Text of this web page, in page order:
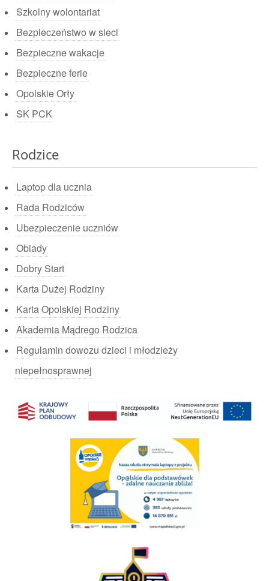
Szkolny wolontariat
Bezpieczeństwo w sieci
Bezpieczne wakacje
Bezpieczne ferie
Opolskie Orły
SK PCK
Rodzice
Laptop dla ucznia
Rada Rodziców
Ubezpieczenie uczniów
Obiady
Dobry Start
Karta Dużej Rodziny
Karta Opolskiej Rodziny
Akademia Mądrego Rodzica
Regulamin dowozu dzieci i młodzieży
niepełnosprawnej